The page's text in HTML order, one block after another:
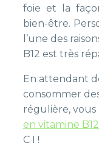
foie et la
bien-être.
l’une des
B12 est très
En attendant
consommer
régulière, vous
en vitamine B12
C I !